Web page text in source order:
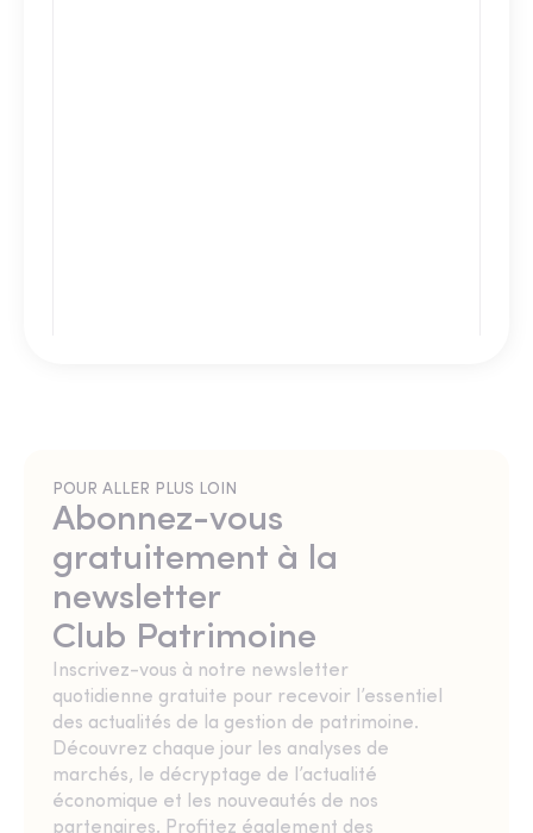
POUR ALLER PLUS LOIN
Abonnez-vous
gratuitement à la
newsletter
Club Patrimoine
Inscrivez-vous à notre newsletter
quotidienne gratuite pour recevoir l’essentiel
des actualités de la gestion de patrimoine.
Découvrez chaque jour les analyses de
marchés, le décryptage de l’actualité
économique et les nouveautés de nos
partenaires. Profitez également des